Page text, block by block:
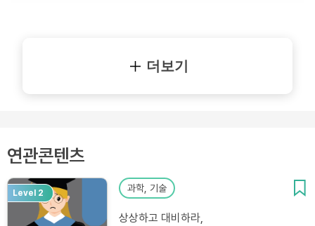
더보기
연관콘텐츠
Level 2 과학, 기술
상상하고 대비하라,